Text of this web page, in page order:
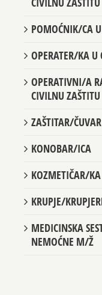
POMOĆNIK/CA
OPERATER/KA U
OPERATIVNI/A
CIVILNU ZAŠTITU
ZAŠTITAR/
KONOBAR/ICA
KOZMETIČAR/KA
KRUPJE/
MEDICINSKA
NEMOĆNE M/Ž